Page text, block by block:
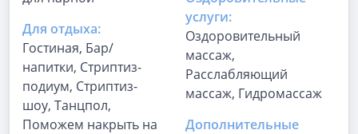
Для отдыха:
Гостиная, Бар/
напитки, Стриптиз-
подиум, Стриптиз-
шоу, Танцпол,
Поможем накрыть на
услуги:
Оздоровительный
массаж,
Расслабляющий
массаж, Гидромассаж
Дополнительные